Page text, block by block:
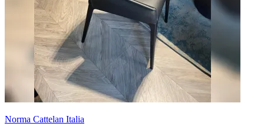
Norma Cattelan Italia